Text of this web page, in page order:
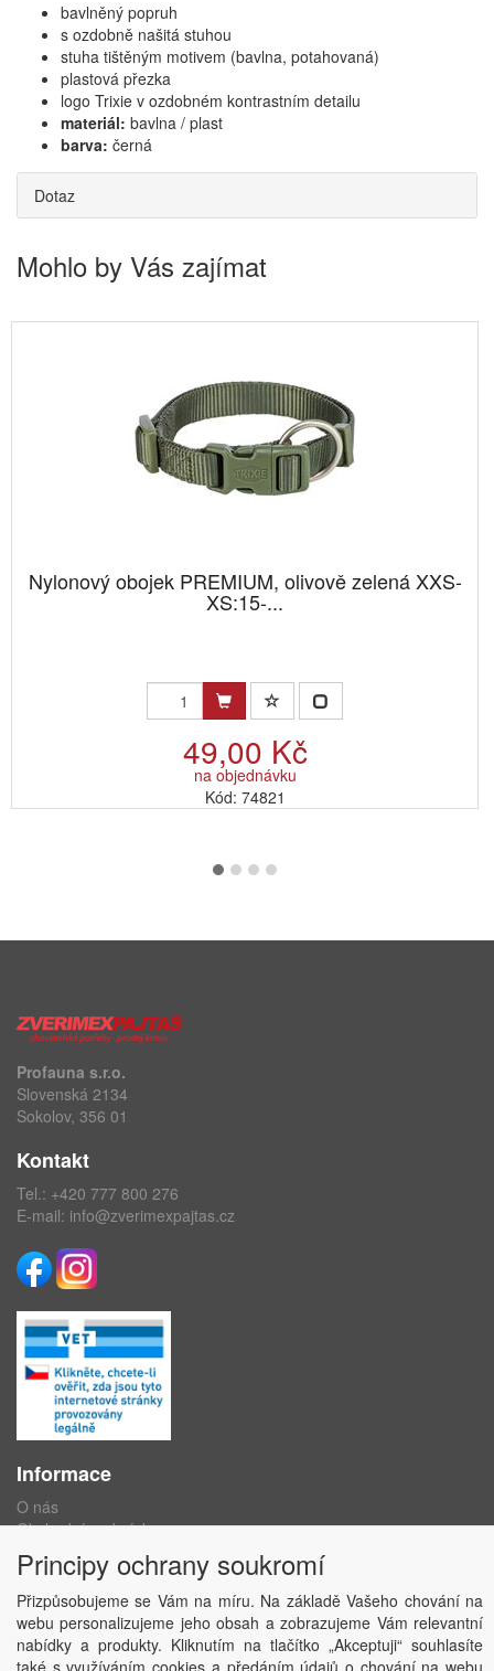
bavlněný popruh
s ozdobně našitá stuhou
stuha tištěným motivem (bavlna, potahovaná)
plastová přezka
logo Trixie v ozdobném kontrastním detailu
materiál: bavlna / plast
barva: černá
Dotaz
Mohlo by Vás zajímat
Nylonový obojek PREMIUM, olivově zelená XXS-
XS:15-...
49,00 Kč
na objednávku
Kód: 74821
Profauna s.r.o.
Slovenská 2134
Sokolov, 356 01
Kontakt
Tel.: +420 777 800 276
E-mail: info@zverimexpajtas.cz
Informace
O nás
Obchodní podmínky
Ochrana osobních údajů
Kontakt
Losování účtenek
Aktuality
Nastavení soukromí
Principy ochrany soukromí
Přizpůsobujeme se Vám na míru. Na základě Vašeho chování na
webu personalizujeme jeho obsah a zobrazujeme Vám relevantní
nabídky a produkty. Kliknutím na tlačítko „Akceptuji“ souhlasíte
také s využíváním cookies a předáním údajů o chování na webu